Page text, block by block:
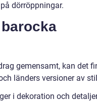
dörröppningar.
gemensamt, kan det
länders versioner av
i dekoration och